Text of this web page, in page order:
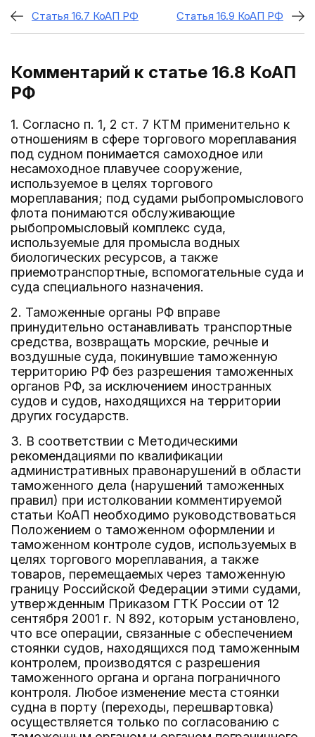
Статья 16.7 КоАП РФ Статья 16.9 КоАП РФ
Комментарий к статье 16.8 КоАП
РФ
1. Согласно п. 1, 2 ст. 7 КТМ применительно к
отношениям в сфере торгового мореплавания
под судном понимается самоходное или
несамоходное плавучее сооружение,
используемое в целях торгового
мореплавания; под судами рыбопромыслового
флота понимаются обслуживающие
рыбопромысловый комплекс суда,
используемые для промысла водных
биологических ресурсов, а также
приемотранспортные, вспомогательные суда и
суда специального назначения.
2. Таможенные органы РФ вправе
принудительно останавливать транспортные
средства, возвращать морские, речные и
воздушные суда, покинувшие таможенную
территорию РФ без разрешения таможенных
органов РФ, за исключением иностранных
судов и судов, находящихся на территории
других государств.
3. В соответствии с Методическими
рекомендациями по квалификации
административных правонарушений в области
таможенного дела (нарушений таможенных
правил) при истолковании комментируемой
статьи КоАП необходимо руководствоваться
Положением о таможенном оформлении и
таможенном контроле судов, используемых в
целях торгового мореплавания, а также
товаров, перемещаемых через таможенную
границу Российской Федерации этими судами,
утвержденным Приказом ГТК России от 12
сентября 2001 г. N 892, которым установлено,
что все операции, связанные с обеспечением
стоянки судов, находящихся под таможенным
контролем, производятся с разрешения
таможенного органа и органа пограничного
контроля. Любое изменение места стоянки
судна в порту (переходы, перешвартовка)
осуществляется только по согласованию с